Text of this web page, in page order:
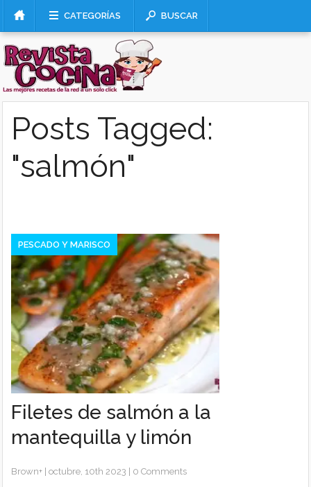
CATEGORÍAS BUSCAR
Posts Tagged:
"salmón"
PESCADO Y MARISCO
Filetes de salmón a la
mantequilla y limón
Brown+ |octubre, 10th 2023 0 Comments